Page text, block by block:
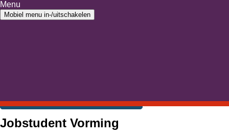
Ga naar inhoud
Menu
Mobiel menu in-/uitschakelen
Jobstudent Vorming
Jobstudent Vorming